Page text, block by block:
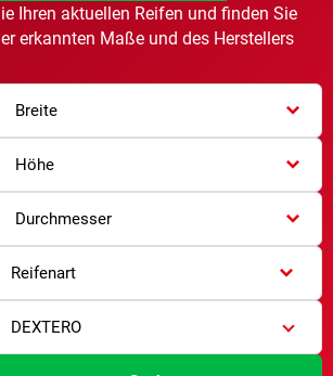
Ihren aktuellen Reifen und finden Sie
erkannten Maße und des Herstellers
Breite
Höhe
Durchmesser
Reifenart
DEXTERO